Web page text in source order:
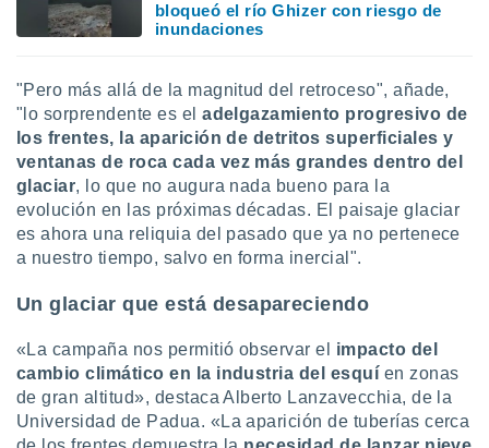
mediante
publicidad
publicidad
de
1199
bloqueó el río Ghizer con riesgo de
inundaciones
"Pero más allá de la magnitud del retroceso", añade,
"lo sorprendente es eladelgazamiento progresivo de
los frentes, la aparición de detritos superficiales y
ventanas de roca cada vez más grandes dentro del
glaciar, lo que no augura nada bueno para la
evolución en las próximas décadas. El paisaje glaciar
es ahora una reliquia del pasado que ya no pertenece
a nuestro tiempo, salvo en forma inercial".
Un glaciar que está desapareciendo
«La campaña nos permitió observar el impacto del
cambio climático en la industria del esquí en zonas
de gran altitud», destaca Alberto Lanzavecchia, de la
Universidad de Padua. «La aparición de tuberías cerca